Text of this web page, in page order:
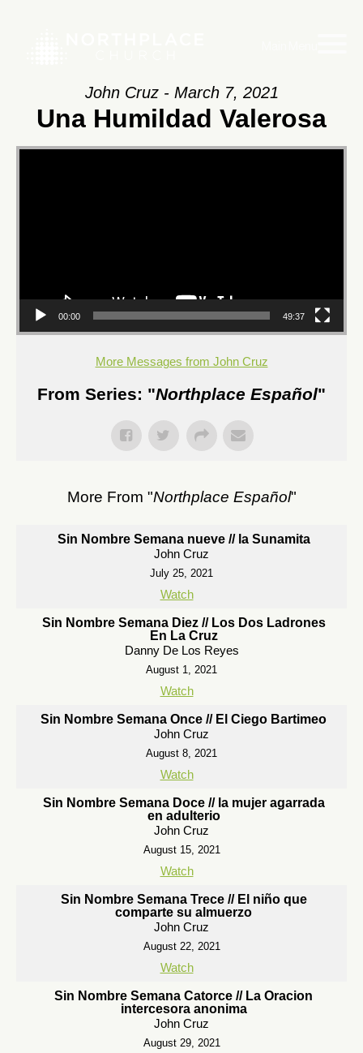
John Cruz - March 7, 2021
Una Humildad Valerosa
00:00 49:37
More Messages from John Cruz
From Series: "Northplace Español"
More From "Northplace Español"
Sin Nombre Semana nueve // la Sunamita
John Cruz
July 25, 2021
Watch
Sin Nombre Semana Diez // Los Dos Ladrones
En La Cruz
Danny De Los Reyes
August 1, 2021
Watch
Sin Nombre Semana Once // El Ciego Bartimeo
John Cruz
August 8, 2021
Watch
Sin Nombre Semana Doce // la mujer agarrada
en adulterio
John Cruz
August 15, 2021
Watch
Sin Nombre Semana Trece // El niño que
comparte su almuerzo
John Cruz
August 22, 2021
Watch
Sin Nombre Semana Catorce // La Oracion
intercesora anonima
John Cruz
August 29, 2021